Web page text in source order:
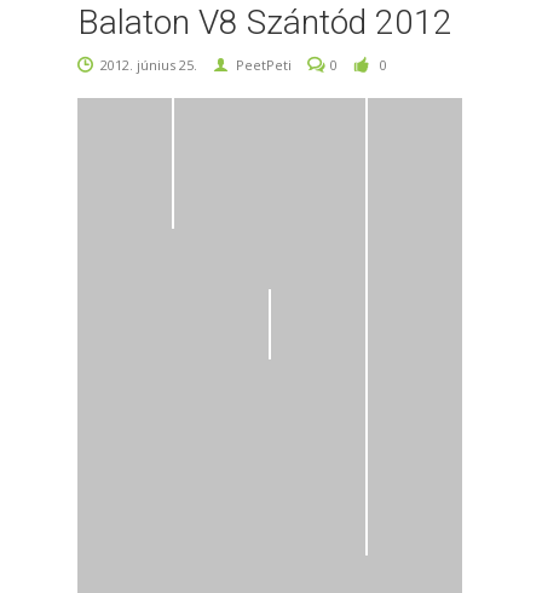
Balaton V8 Szántód 2012
2012. június 25. PeetPeti 0 0